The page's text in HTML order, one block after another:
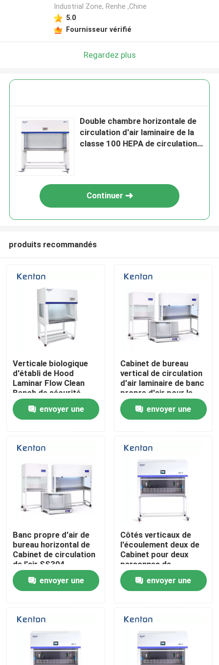
Accueil
A propos de nous
Contacts
Produits
Un four plus sec de laboratoire
Four de séchage industriel
Incubateur thermostatique
Chambre climatique
Industrial Zone, Renhe ,Chine
5.0
Fournisseur vérifié
Regardez plus
Double chambre horizontale de
circulation d'air laminaire de la
classe 100 HEPA de circulation
Continuer
produits recommandés
Verticale biologique
d'établi de Hood
Laminar Flow Clean
Bench de sécurité
horizontale
envoyer une
Cabinet de bureau
vertical de circulation
d'air laminaire de banc
propre d'air pour le
laboratoire médical
envoyer une
Banc propre d'air de
bureau horizontal de
Cabinet de circulation
de l'air SS304
laminaire pour le
laboratoireenvoyer une
Côtés verticaux de
l'écoulement deux de
Cabinet pour deux
personnes de
circulation d'air
laminaireenvoyer une